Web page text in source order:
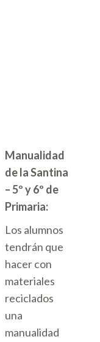
Manualidad
de la Santina
– 5º y 6º de
Primaria:
Los alumnos
tendrán que
hacer con
materiales
reciclados
una
manualidad